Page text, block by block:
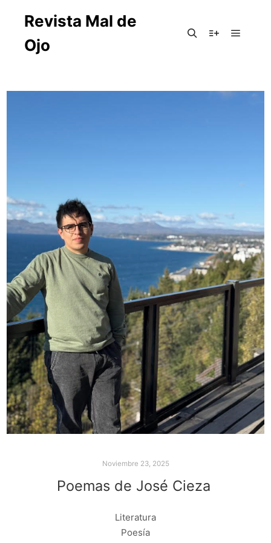
Revista Mal de
Ojo
Noviembre 23, 2025
Poemas de José Cieza
Literatura
Poesía